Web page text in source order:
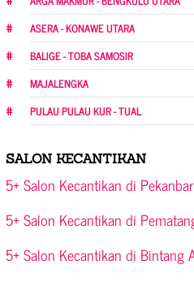
ASERA - KONAWE UTARA
BALIGE - TOBA SAMOSIR
MAJALENGKA
PULAU PULAU KUR - TUAL
SALON KECANTIKAN
5+ Salon Kecantikan di
5+ Salon Kecantikan di
5+ Salon Kecantikan di Bintang